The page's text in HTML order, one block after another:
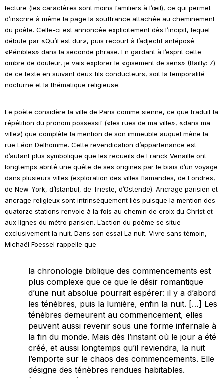
lecture (les caractères sont moins familiers à l’œil), ce qui permet
d’inscrire à même la page la souffrance attachée au cheminement
du poète. Celle-ci est annoncée explicitement dès l’incipit, lequel
débute par «Qu’il est dur», puis recourt à l’adjectif antéposé
«Pénibles» dans la seconde phrase. En gardant à l’esprit cette
ombre de douleur, je vais explorer le «gisement de sens» (Bailly: 7)
de ce texte en suivant deux fils conducteurs, soit la temporalité
nocturne et la thématique religieuse.
Le poète considère la ville de Paris comme sienne, ce que traduit la
répétition du pronom possessif («les rues de ma ville», «dans ma
ville») que complète la mention de son immeuble auquel mène la
rue Léon Delhomme. Cette revendication d’appartenance est
d’autant plus symbolique que les recueils de Franck Venaille ont
longtemps abrité une quête de ses origines par le biais d’un voyage
dans plusieurs villes (exploration des villes flamandes, de Londres,
de New-York, d’Istanbul, de Trieste, d’Ostende). Ancrage parisien et
ancrage religieux sont intrinsèquement liés puisque la mention des
quatorze stations renvoie à la fois au chemin de croix du Christ et
aux lignes du métro parisien. L’action du poème se situe
exclusivement la nuit. Dans son essai La nuit. Vivre sans témoin,
Michaël Foessel rappelle que
la chronologie biblique des commencements est
plus complexe que ce que le désir romantique
d’une nuit absolue pourrait espérer: il y a d’abord
les ténèbres, puis la lumière, enfin la nuit. […] Les
ténèbres demeurent au commencement, elles
peuvent aussi revenir sous une forme infernale à
la fin du monde. Mais dès l’instant où le jour a été
créé, et aussi longtemps qu’il reviendra, la nuit
l’emporte sur le chaos des commencements. Elle
désigne des ténèbres rendues habitables.